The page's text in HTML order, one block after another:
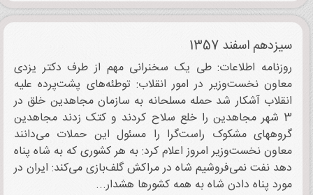
سیزدهم اسفند 1357
روزنامه اطلاعات: طی یک سخنرانی مهم از طرف دکتر یزدی
معاون نخست‌وزیر در امور انقلاب: توطئه‌های پشت‌پرده علیه
انقلاب آشکار شد حمله مسلحانه به سازمان مجاهدین خلق در
3 شهر مجاهدین را خلع سلاح کردند و کتک زدند مجاهدین
گروههای مشکوک راست‌گرا را مسئول این حملات می‌دانند
معاون نخست‌وزیر امروز اعلام کرد: به هر کشوری که به شاه پناه
دهد نفت نمی‌فروشیم شاه در مراکش گلف‌بازی می‌کند: ایران در
مورد پناه دادن شاه به همه کشورها هشدار...